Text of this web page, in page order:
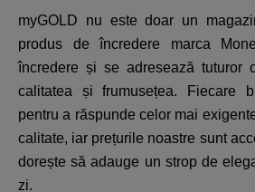
myGOLD nu este doar un
produs de încredere marca
încredere și se adresează tuturor
calitatea și frumusețea. Fiecare
pentru a răspunde celor mai
calitate, iar prețurile noastre sunt
dorește să adauge un strop de
zi.